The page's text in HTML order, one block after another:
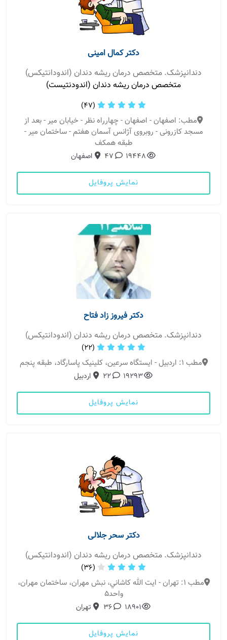
دکتر کمال امینی
دندانپزشک. متخصص درمان ریشه دندان (اندودانتیکس)
متخصص درمان ریشه دندان (اندودنتیست)
(47)
مطب: اصفهان - اصفهان - چهارراه نظر - خیابان میر - بعد از
مسجد کازرونی - روبروی آژانس آسمان هفتم - ساختمان میر -
طبقه همکف
19448
47 اصفهان
نمایش پروفایل
دکتر فیروز زاد فتاح
دندانپزشک. متخصص درمان ریشه دندان (اندودانتیکس)
(22)
مطب 1: اردبیل - ایستگاه سرعین، کلینیک پاسارگاد، طبقه پنجم
19293
22 اردبیل
نمایش پروفایل
دکتر سحر جلالی
دندانپزشک. متخصص درمان ریشه دندان (اندودانتیکس)
(36)
مطب 1: تهران - ايت الله كاشاني، نبش مهران، ساختمان مهران،
واحد٥
18901
36 تهران
نمایش پروفایل